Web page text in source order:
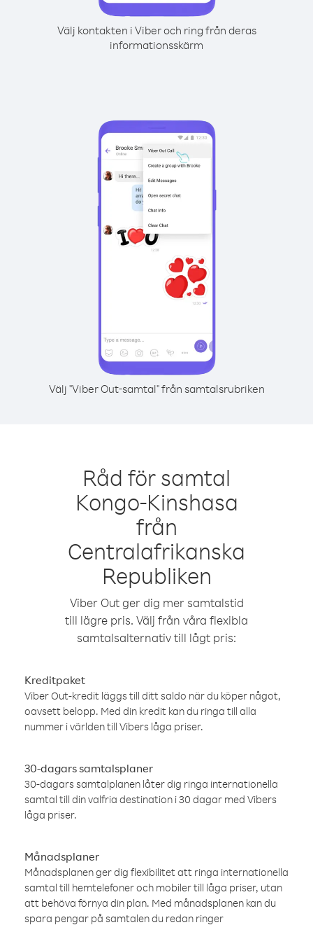
Välj kontakten i Viber och ring från deras
informationsskärm
Välj "Viber Out-samtal" från samtalsrubriken
Råd för samtal
Kongo-Kinshasa
från
Centralafrikanska
Republiken
Viber Out ger dig mer samtalstid
till lägre pris. Välj från våra flexibla
samtalsalternativ till lågt pris:
Kreditpaket
Viber Out-kredit läggs till ditt saldo när du köper något,
oavsett belopp. Med din kredit kan du ringa till alla
nummer i världen till Vibers låga priser.
30-dagars samtalsplaner
30-dagars samtalplanen låter dig ringa internationella
samtal till din valfria destination i 30 dagar med Vibers
låga priser.
Månadsplaner
Månadsplanen ger dig flexibilitet att ringa internationella
samtal till hemtelefoner och mobiler till låga priser, utan
att behöva förnya din plan. Med månadsplanen kan du
spara pengar på samtalen du redan ringer